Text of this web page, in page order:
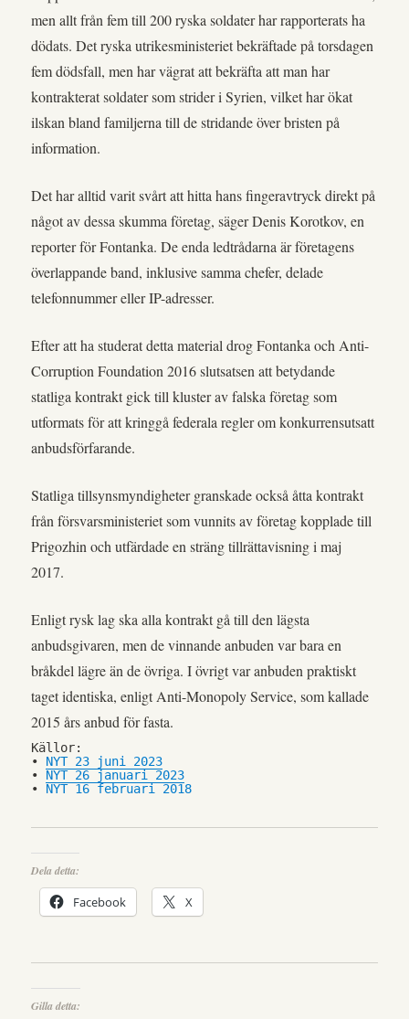
men allt från fem till 200 ryska soldater har rapporterats ha
dödats. Det ryska utrikesministeriet bekräftade på torsdagen
fem dödsfall, men har vägrat att bekräfta att man har
kontrakterat soldater som strider i Syrien, vilket har ökat
ilskan bland familjerna till de stridande över bristen på
information.
Det har alltid varit svårt att hitta hans fingeravtryck direkt på
något av dessa skumma företag, säger Denis Korotkov, en
reporter för Fontanka. De enda ledtrådarna är företagens
överlappande band, inklusive samma chefer, delade
telefonnummer eller IP-adresser.
Efter att ha studerat detta material drog Fontanka och Anti-
Corruption Foundation 2016 slutsatsen att betydande
statliga kontrakt gick till kluster av falska företag som
utformats för att kringgå federala regler om konkurrensutsatt
anbudsförfarande.
Statliga tillsynsmyndigheter granskade också åtta kontrakt
från försvarsministeriet som vunnits av företag kopplade till
Prigozhin och utfärdade en sträng tillrättavisning i maj
2017.
Enligt rysk lag ska alla kontrakt gå till den lägsta
anbudsgivaren, men de vinnande anbuden var bara en
bråkdel lägre än de övriga. I övrigt var anbuden praktiskt
taget identiska, enligt Anti-Monopoly Service, som kallade
2015 års anbud för fasta.
Källor:
• NYT 23 juni 2023
• NYT 26 januari 2023
• NYT 16 februari 2018
Dela detta:
Facebook X
Gilla detta: